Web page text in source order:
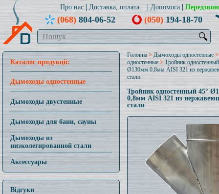
Про нас Доставка, оплата... Допомога
(068)804-06-52 (050)194-18-70
🔍
Каталог продукції:
Дымоходы одностенные
Дымоходы двустенные
Дымоходы для бани, сауны
Дымоходы из
низколегированной стали
Аксессуары
Відгуки
Головна > Дымоходы одностенные
одностенные >Тройник
Ø130мм 0,8мм AISI 321 из
стали
Тройник одностенный 45°
0,8мм AISI 321 из
стали